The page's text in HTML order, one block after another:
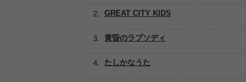
たしかなうた
GREAT CITY KIDS
黄昏のラプソディ